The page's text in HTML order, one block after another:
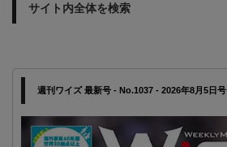
サイト内全体を検索
週刊ワイズ 最新号 - No.1037 - 2026年8月5日号